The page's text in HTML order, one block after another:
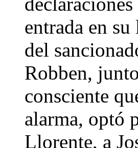
entrada en
del
Robben,
consciente
alarma, optó
Llorente, a